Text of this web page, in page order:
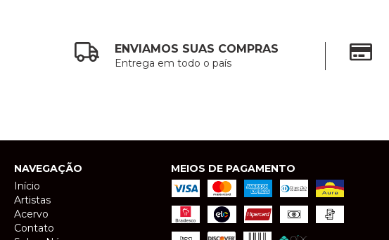
ENVIAMOS SUAS COMPRAS
Entrega em todo o país
NAVEGAÇÃO
Início
Artistas
Acervo
Contato
MEIOS DE PAGAMENTO